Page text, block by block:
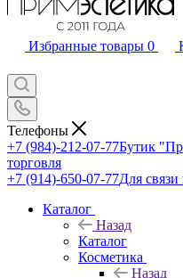
Избранные товары 0
Телефоны
+7 (984)-212-07-77Бутик
торговля
+7 (914)-650-07-77Для
Каталог
Назад
Каталог
Косметика
Назад